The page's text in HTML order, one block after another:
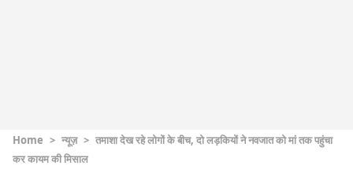
Home > न्यूज़ > तमाशा देख रहे लोगों के बीच, दो लड़कियों ने नवजात को मां तक पहुंचा
कर कायम की मिसाल